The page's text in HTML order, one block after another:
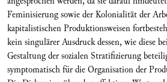
Feminisierung sowie der Kolonialität der
kapitalistischen Produktionsweisen
kein singulärer Ausdruck dessen, wie diese
Gestaltung der sozialen Stratifizierung
symptomatisch für die Organisation der